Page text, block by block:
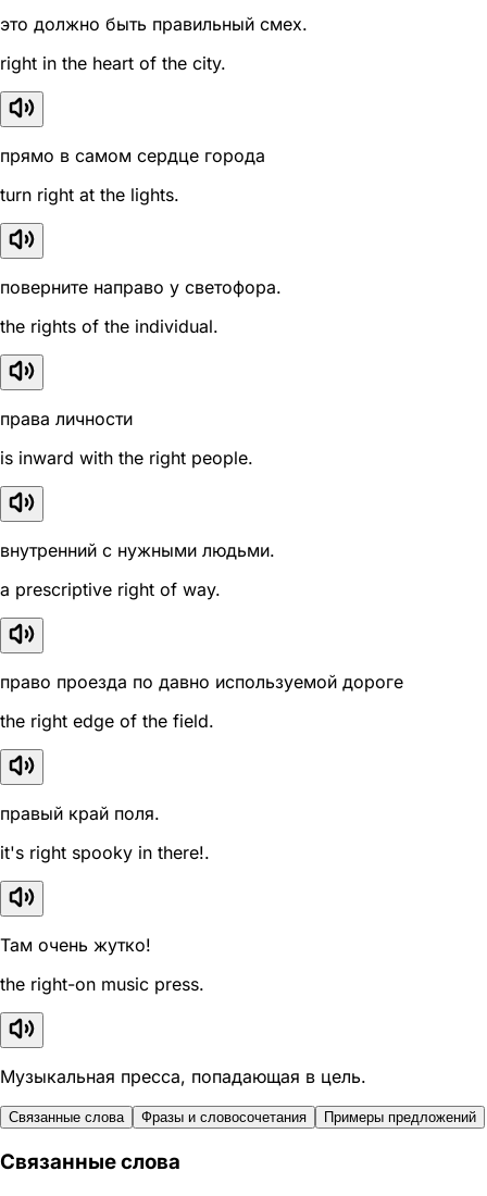
это должно быть правильный смех.
right in the heart of the city.
прямо в самом сердце города
turn right at the lights.
поверните направо у светофора.
the rights of the individual.
права личности
is inward with the right people.
внутренний с нужными людьми.
a prescriptive right of way.
право проезда по давно используемой дороге
the right edge of the field.
правый край поля.
it's right spooky in there!.
Там очень жутко!
the right-on music press.
Музыкальная пресса, попадающая в цель.
Связанные слова Фразы и словосочетания Примеры предложений
Связанные слова